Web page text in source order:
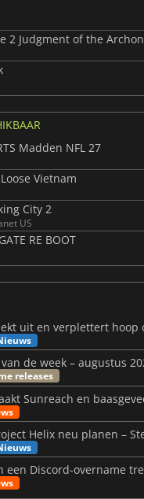
2 Judgment of the Archon
Madden NFL 27
Vietnam
City 2
US
RE BOOT
releases